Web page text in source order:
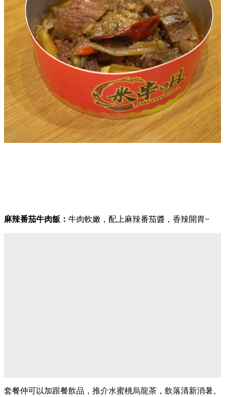
麻辣番茄牛肉飯： 牛肉軟嫩，配上麻辣番茄醬，香辣開胃~
套餐仲可以加跟餐飲品，推介水蜜桃烏龍茶，飲落清新消暑。